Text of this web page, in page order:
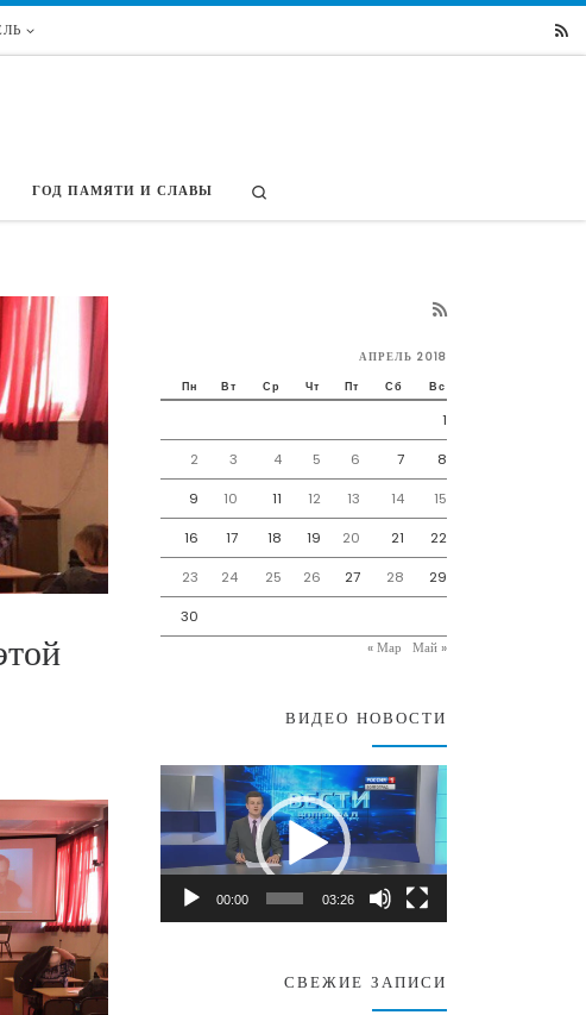
ГОД ПАМЯТИ И СЛАВЫ
АПРЕЛЬ 2018
Пн Вт Ср Чт Пт Сб Вс
1
2 3 4 5 6 7 8
9 10 11 12 13 14 15
16 17 18 19 20 21 22
23 24 25 26 27 28 29
30
« Мар
Май »
ВИДЕО НОВОСТИ
00:00 03:26
СВЕЖИЕ ЗАПИСИ